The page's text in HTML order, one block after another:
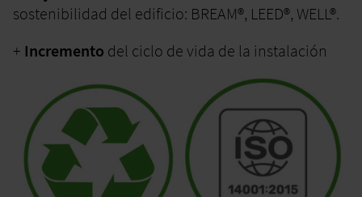
sostenibilidad del edificio: BREAM®, LEED®, WELL®.
+ Incremento del ciclo de vida de la instalación